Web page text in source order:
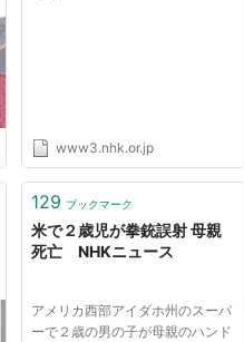
www3.nhk.or.jp
129 ブックマーク
米で２歳児が拳銃誤射 母親
死亡 NHKニュース
アメリカ西部アイダホ州のスーパ
ーで２歳の男の子が母親のハンド